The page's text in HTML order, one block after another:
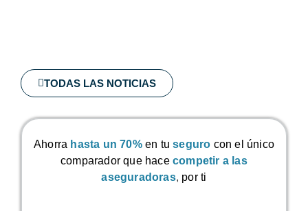
TODAS LAS NOTICIAS
Ahorra hasta un 70% en tuseguro con el único
comparador que hace competir a las
aseguradoras, por ti